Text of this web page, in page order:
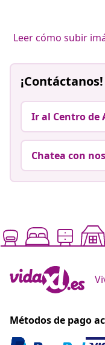
Leer cómo subir
¡Contáctanos!
Ir al Centro de
Chatea con
Métodos de pago